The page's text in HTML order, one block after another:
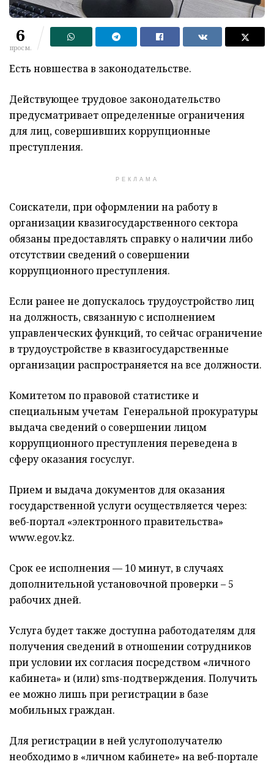
6
просм.
Есть новшества в законодательстве.
Действующее трудовое законодательство
предусматривает определенные ограничения
для лиц, совершивших коррупционные
преступления.
РЕКЛАМА
Соискатели, при оформлении на работу в
организации квазигосударственного сектора
обязаны предоставлять справку о наличии либо
отсутствии сведений о совершении
коррупционного преступления.
Если ранее не допускалось трудоустройство лиц
на должность, связанную с исполнением
управленческих функций, то сейчас ограничение
в трудоустройстве в квазигосударственные
организации распространяется на все должности.
Комитетом по правовой статистике и
специальным учетам Генеральной прокуратуры
выдача сведений о совершении лицом
коррупционного преступления переведена в
сферу оказания госуслуг.
Прием и выдача документов для оказания
государственной услуги осуществляется через:
веб-портал «электронного правительства»
www.egov.kz.
Срок ее исполнения — 10 минут, в случаях
дополнительной установочной проверки – 5
рабочих дней.
Услуга будет также доступна работодателям для
получения сведений в отношении сотрудников
при условии их согласия посредством «личного
кабинета» и (или) sms-подтверждения. Получить
ее можно лишь при регистрации в базе
мобильных граждан.
Для регистрации в ней услугополучателю
необходимо в «личном кабинете» на веб-портале